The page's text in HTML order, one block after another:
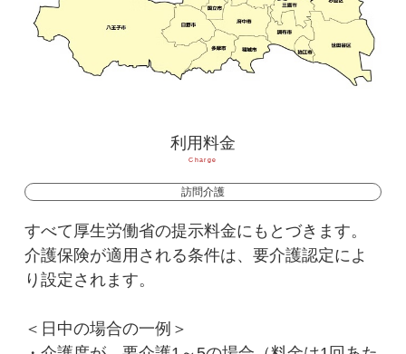
利用料金
Charge
訪問介護
すべて厚生労働省の提示料金にもとづきます。
介護保険が適用される条件は、要介護認定によ
り設定されます。
＜日中の場合の一例＞